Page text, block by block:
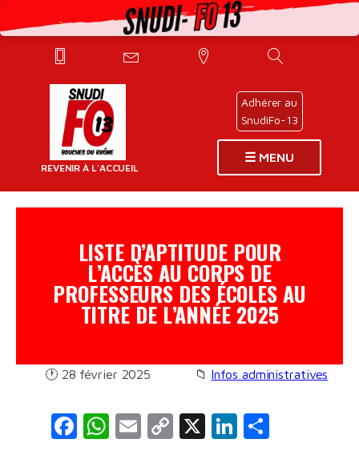
REVENIR À L'ACCUEIL
Adhérer au
SnudiFo-13
☰ MENU
PRINCIPALES
INFOS
CATÉGORIEL
LISTE D’APTITUDE POUR
L’ACCÈS AU CORPS DE
PROFESSEURS DES ÉCOLES AU
TITRE DE L’ANNÉE 2025
🕐 28 février 2025 📁 Infos administratives
F
W E
C
X
Li